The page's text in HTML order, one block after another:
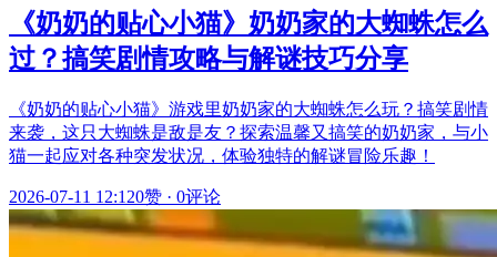
《奶奶的贴心小猫》奶奶家的大蜘蛛怎么
过？搞笑剧情攻略与解谜技巧分享
《奶奶的贴心小猫》游戏里奶奶家的大蜘蛛怎么玩？搞笑剧情
来袭，这只大蜘蛛是敌是友？探索温馨又搞笑的奶奶家，与小
猫一起应对各种突发状况，体验独特的解谜冒险乐趣！
2026-07-11 12:120赞 · 0评论